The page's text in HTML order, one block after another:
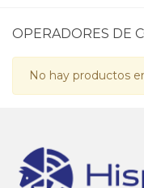
OPERADORES DE
No hay productos